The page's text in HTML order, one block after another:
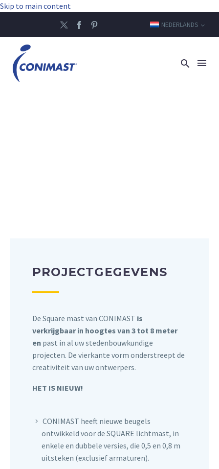
Skip to main content
NEDERLANDS
PROJECTGEGEVENS
De Square mast van CONIMAST is
verkrijgbaar in hoogtes van 3 tot 8 meter
en past in al uw stedenbouwkundige
projecten. De vierkante vorm onderstreept de
creativiteit van uw ontwerpers.
HET IS NIEUW!
CONIMAST heeft nieuwe beugels
ontwikkeld voor de SQUARE lichtmast, in
enkele en dubbele versies, die 0,5 en 0,8 m
uitsteken (exclusief armaturen).